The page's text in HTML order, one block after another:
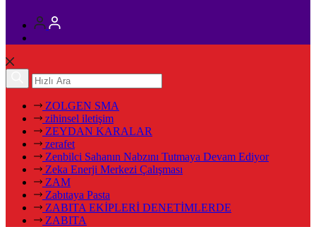
ZOLGEN SMA
zihinsel iletişim
ZEYDAN KARALAR
zerafet
Zenbilci Sahanın Nabzını Tutmaya Devam Ediyor
Zeka Enerji Merkezi Çalışması
ZAM
Zabıtaya Pasta
ZABITA EKİPLERİ DENETİMLERDE
ZABITA